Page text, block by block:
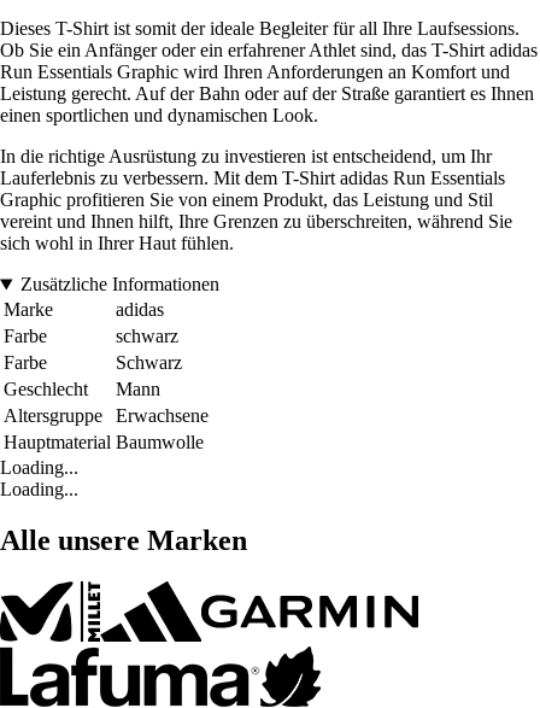
Dieses T-Shirt ist somit der ideale Begleiter für all Ihre Laufsessions.
Ob Sie ein Anfänger oder ein erfahrener Athlet sind, das T-Shirt adidas
Run Essentials Graphic wird Ihren Anforderungen an Komfort und
Leistung gerecht. Auf der Bahn oder auf der Straße garantiert es Ihnen
einen sportlichen und dynamischen Look.
In die richtige Ausrüstung zu investieren ist entscheidend, um Ihr
Lauferlebnis zu verbessern. Mit dem T-Shirt adidas Run Essentials
Graphic profitieren Sie von einem Produkt, das Leistung und Stil
vereint und Ihnen hilft, Ihre Grenzen zu überschreiten, während Sie
sich wohl in Ihrer Haut fühlen.
Zusätzliche Informationen
Marke
adidas
Farbe
schwarz
Farbe
Schwarz
Geschlecht
Mann
Altersgruppe
Erwachsene
Hauptmaterial Baumwolle
Loading...
Loading...
Alle unsere Marken